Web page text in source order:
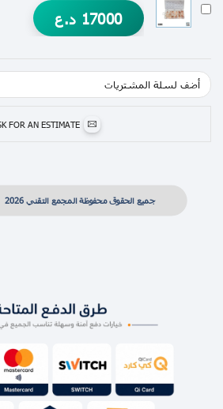
17000 د.ع
FOR AN ESTIMATE
جميع الحقوق محفوظة المجمع التقني 2026